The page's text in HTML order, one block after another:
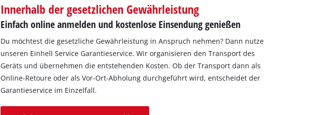
Innerhalb der gesetzlichen Gewährleistung
Einfach online anmelden und kostenlose Einsendung genießen
Du möchtest die gesetzliche Gewährleistung in Anspruch nehmen? Dann nutze
unseren Einhell Service Garantieservice. Wir organisieren den Transport des
Geräts und übernehmen die entstehenden Kosten. Ob der Transport dann als
Online-Retoure oder als Vor-Ort-Abholung durchgeführt wird, entscheidet der
Garantieservice im Einzelfall.